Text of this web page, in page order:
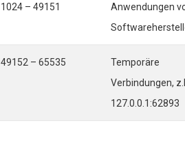
1024 – 49151
Anwendungen
49152 – 65535
Temporäre
Verbindungen,
127.0.0.1:62893